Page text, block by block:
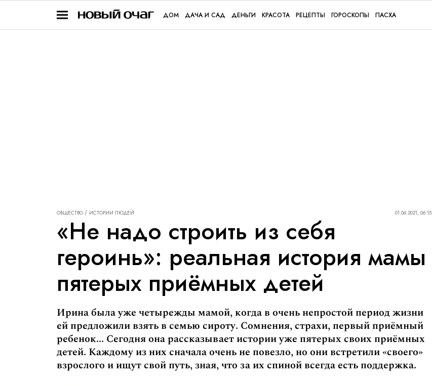
ДОМ ДАЧА И САД ДЕНЬГИ КРАСОТА РЕЦЕПТЫ ГОРОСКОПЫ ПАСХА
ОБЩЕСТВО ИСТОРИИ ЛЮДЕЙ 01.06.2021, 06:15
«Не надо строить из себя
героинь»: реальная история мамы
пятерых приёмных детей
Ирина была уже четырежды мамой, когда в очень непростой период жизни
ей предложили взять в семью сироту. Сомнения, страхи, первый приёмный
ребенок... Сегодня она рассказывает истории уже пятерых своих приёмных
детей. Каждому из них сначала очень не повезло, но они встретили «своего»
взрослого и ищут свой путь, зная, что за их спиной всегда есть поддержка.